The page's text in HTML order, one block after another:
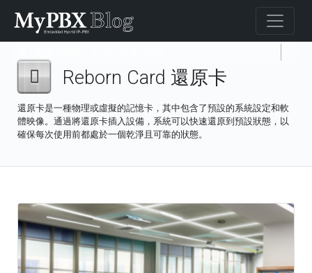
Reborn Card 還原卡
還原卡是一種物理或虛擬的記憶卡，其中包含了預設的系統設定和軟
體映像。通過將還原卡插入設備，系統可以快速還原到預設狀態，以
確保每次使用前都處於一個乾淨且可靠的狀態。